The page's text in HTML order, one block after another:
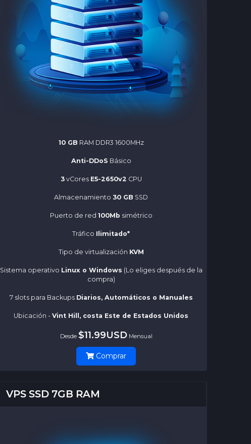
10 GB RAM DDR3 1600MHz
Anti-DDoS Básico
3vCores E5-2650v2 CPU
Almacenamiento 30 GB SSD
Puerto de red 100Mb simétrico
Tráfico Ilimitado*
Tipo de virtualización KVM
Sistema operativo Linux o Windows (Lo eliges después de la
compra)
7 slots para Backups Diarios, Automáticos o Manuales
Ubicación - Vint Hill, costa Este de Estados Unidos
Desde $11.99USDMensual
Comprar
VPS SSD 7GB RAM